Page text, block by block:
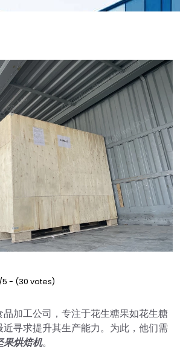
5 - (30 votes)
加工公司，专注于花生糖果如花生糖
寻求提升其生产能力。为此，他们需
果烘焙机。